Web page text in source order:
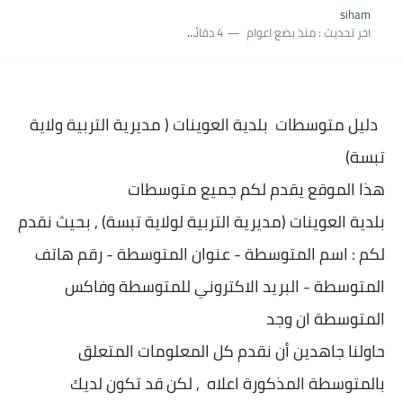
siham
اخر تحديث :منذ بضع اعوام 4 دقائق للقراءة
دليل متوسطات بلديةالعوينات ( مديرية التربية ولاية
تبسة)
هذا الموقع يقدم لكم جميع متوسطات
بلديةالعوينات (مديرية التربية لولاية تبسة) , بحيث نقدم
لكم : اسم المتوسطة - عنوان المتوسطة - رقم هاتف
المتوسطة - البريد الاكتروني للمتوسطة وفاكس
المتوسطة ان وجد
حاولنا جاهدين أن نقدم كل المعلومات المتعلق
بالمتوسطة المذكورة اعلاه , لكن قد تكون لديك